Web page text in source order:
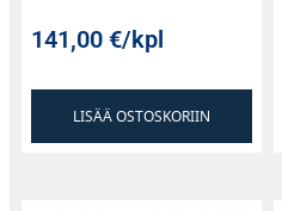
141,00€/kpl
LISÄÄ OSTOSKORIIN